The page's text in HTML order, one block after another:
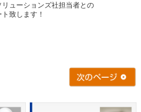
ューションズ社担当者との
致します！